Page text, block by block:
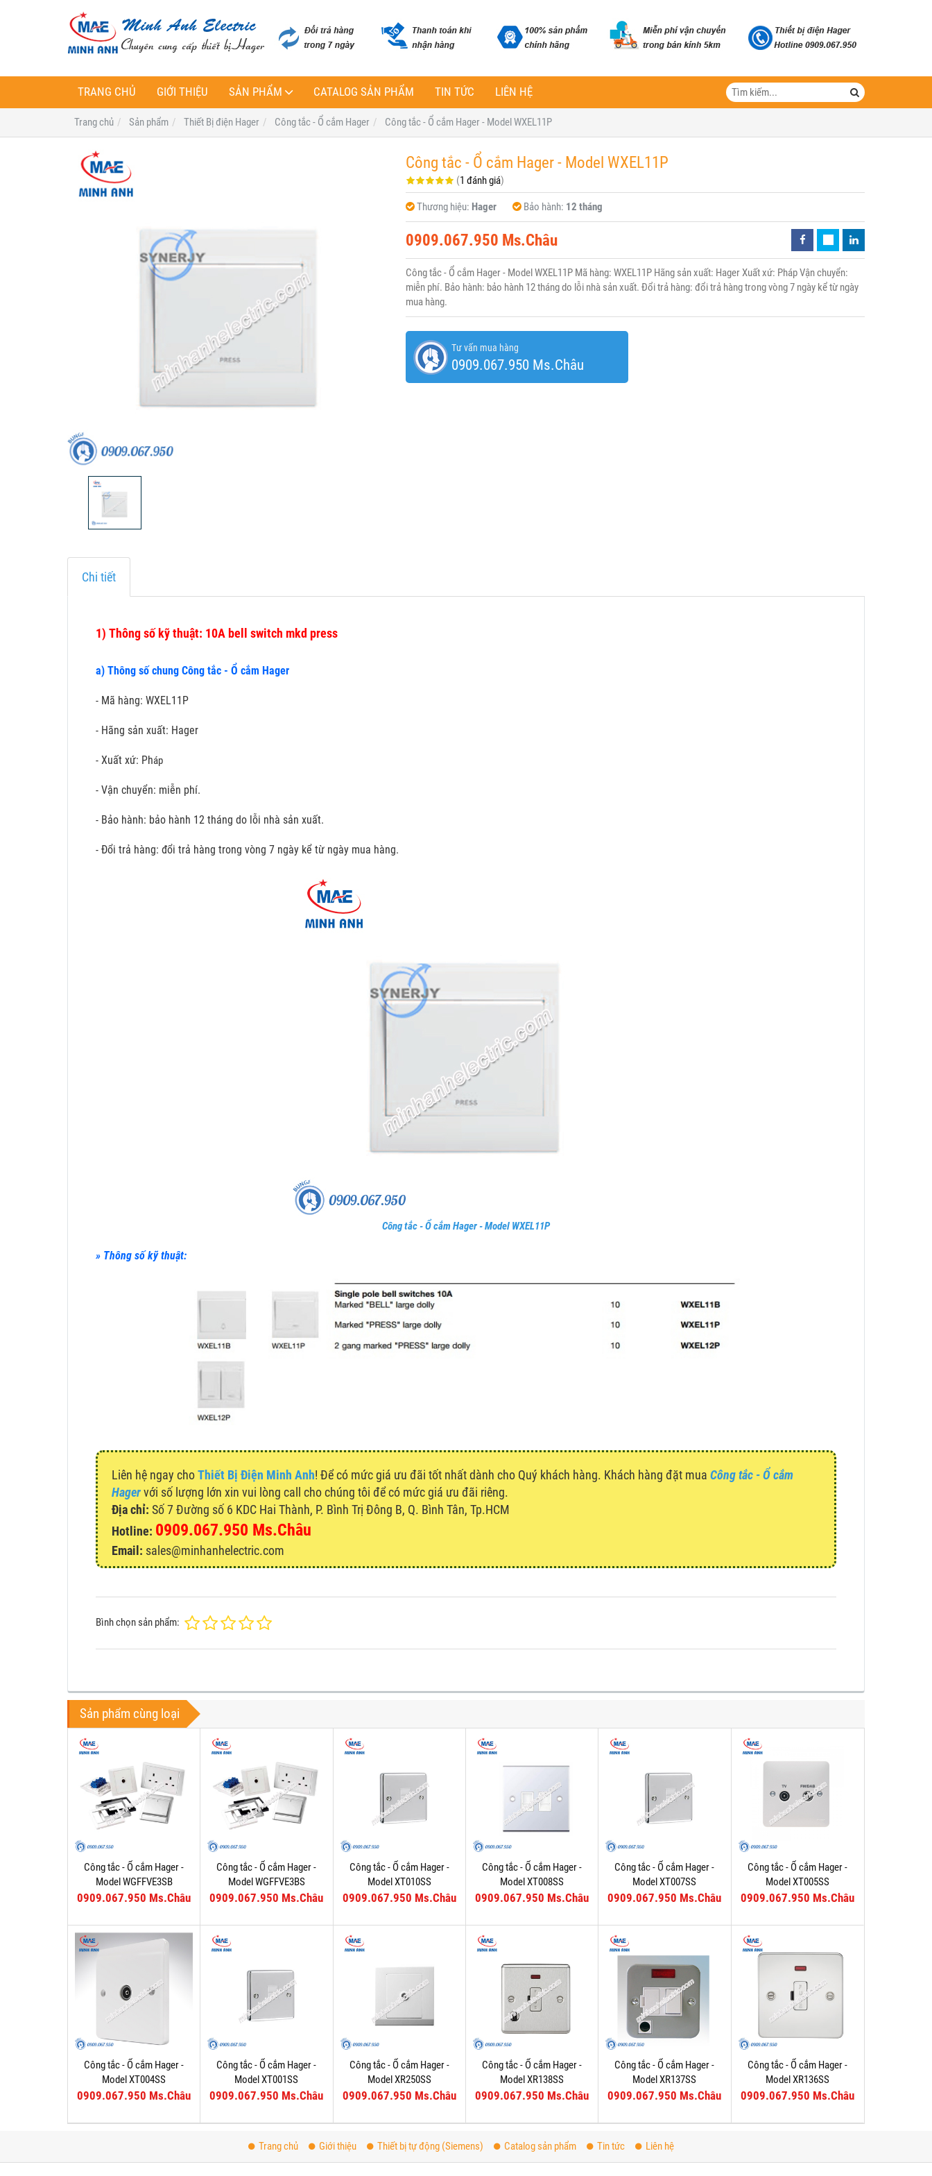
TRANG CHỦ GIỚI THIỆU SẢN PHẨM CATALOG SẢN PHẨM TIN TỨC LIÊN HỆ
Trang chủ Sản phẩm Thiết Bị điện Hager Công tắc - Ổ cắm Hager Công tắc - Ổ cắm Hager - Model WXEL11P
Công tắc - Ổ cắm Hager - Model WXEL11P
(1 đánh giá)
Thương hiệu: Hager Bảo hành: 12 tháng
0909.067.950 Ms.Châu
Công tắc - Ổ cắm Hager - Model WXEL11P Mã hàng: WXEL11P Hãng sản xuất: Hager Xuất xứ: Pháp Vận chuyển:
miễn phí. Bảo hành: bảo hành 12 tháng do lỗi nhà sản xuất. Đổi trả hàng: đổi trả hàng trong vòng 7 ngày kể từ ngày
mua hàng.
Tư vấn mua hàng
0909.067.950 Ms.Châu
Chi tiết
1) Thông số kỹ thuật: 10A bell switch mkd press
a) Thông số chung Công tắc - Ổ cắm Hager
- Mã hàng: WXEL11P
- Hãng sản xuất: Hager
- Xuất xứ: Pháp
- Vận chuyển: miễn phí.
- Bảo hành: bảo hành 12 tháng do lỗi nhà sản xuất.
- Đổi trả hàng: đổi trả hàng trong vòng 7 ngày kể từ ngày mua hàng.
Công tắc - Ổ cắm Hager - Model WXEL11P
» Thông số kỹ thuật:
Liên hệ ngay choThiết Bị Điện Minh Anh! Để có mức giá ưu đãi tốt nhất dành cho Quý khách hàng. Khách hàng đặt mua Công tắc - Ổ cắm
Hagervới số lượng lớn xin vui lòng call cho chúng tôi để có mức giá ưu đãi riêng.
Địa chỉ: Số 7 Đường số 6 KDC Hai Thành, P. Bình Trị Đông B, Q. Bình Tân, Tp.HCM
Hotline: 0909.067.950 Ms.Châu
Email: sales@minhanhelectric.com
Bình chọn sản phẩm:
Sản phẩm cùng loại
Công tắc - Ổ cắm Hager -
Model WGFFVE3SB
0909.067.950 Ms.Châu
Công tắc - Ổ cắm Hager -
Model WGFFVE3BS
0909.067.950 Ms.Châu
Công tắc - Ổ cắm Hager -
Model XT010SS
0909.067.950 Ms.Châu
Công tắc - Ổ cắm Hager -
Model XT008SS
0909.067.950 Ms.Châu
Công tắc - Ổ cắm Hager -
Model XT007SS
0909.067.950 Ms.Châu
Công tắc - Ổ cắm Hager -
Model XT005SS
0909.067.950 Ms.Châu
Công tắc - Ổ cắm Hager -
Model XT004SS
0909.067.950 Ms.Châu
Công tắc - Ổ cắm Hager -
Model XT001SS
0909.067.950 Ms.Châu
Công tắc - Ổ cắm Hager -
Model XR250SS
0909.067.950 Ms.Châu
Công tắc - Ổ cắm Hager -
Model XR138SS
0909.067.950 Ms.Châu
Công tắc - Ổ cắm Hager -
Model XR137SS
0909.067.950 Ms.Châu
Công tắc - Ổ cắm Hager -
Model XR136SS
0909.067.950 Ms.Châu
Trang chủ Giới thiệu Thiết bị tự động (Siemens) Catalog sản phẩm Tin tức Liên hệ